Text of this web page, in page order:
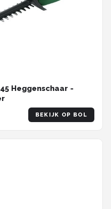
Heggenschaar -
BEKIJK OP BOL